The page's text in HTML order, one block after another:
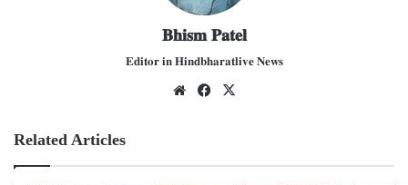
𝐁𝐡𝐢𝐬𝐦 𝐏𝐚𝐭𝐞𝐥
𝐄𝐝𝐢𝐭𝐨𝐫 𝐢𝐧 𝐇𝐢𝐧𝐝𝐛𝐡𝐚𝐫𝐚𝐭𝐥𝐢𝐯𝐞 𝐍𝐞𝐰𝐬
We
Fac
Related Articles